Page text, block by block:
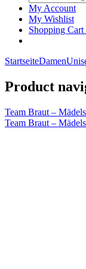
My Account
My Wishlist
Shopping Cart
StartseiteDamen
Product
Team Braut –
Team Braut –